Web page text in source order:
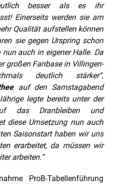
besser als es ihr
Einerseits werden sie am
Qualität aufstellen können
sie gegen Urspring schon
auch in eigener Halle. Da
großen Fanbase in Villingen-
deutlich stärker“,
auf den Samstagabend
legte bereits unter der
das Dranbleiben und
diese Umsetzung nun auch
Saisonstart haben wir uns
erarbeitet, da müssen wir
arbeiten.“
ProB-Tabellenführung